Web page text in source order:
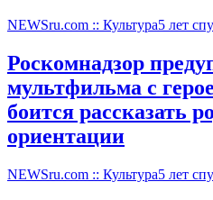
NEWSru.com :: Культура5 лет
Роскомнадзор
мультфильма c
боится рассказать
ориентации
NEWSru.com :: Культура5 лет